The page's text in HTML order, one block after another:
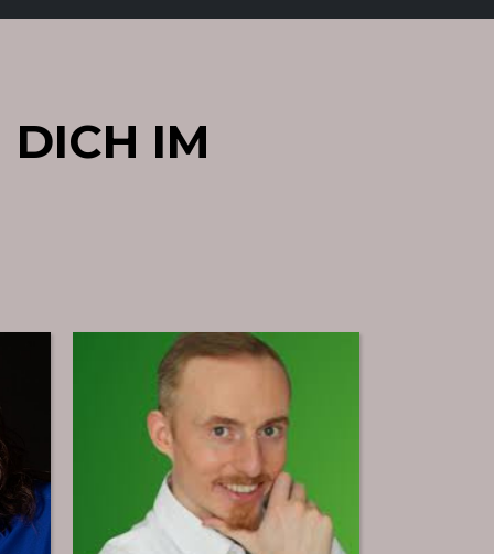
DICH IM